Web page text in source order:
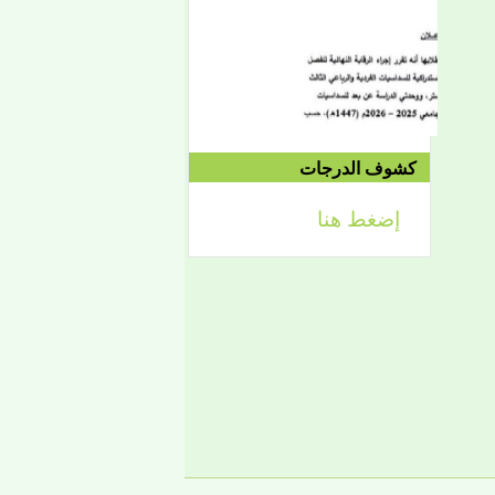
الدورة الاستدراكية الثانية:
الثلاثاء 09/08 وحتى
1442/09/12هـ
الموافق 04/20 حتى
2021/04/24م
إعلان
لائحة توجيه وزارة الشؤون
كشوف الدرجات
إضغط هنا